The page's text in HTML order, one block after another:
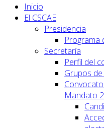
Inicio
El CSCAE
Presidencia
Programa
Secretaría
Perfil del
Grupos
Mandato